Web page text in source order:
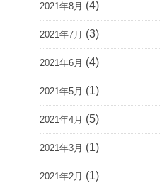
2021年8月 (4)
2021年7月 (3)
2021年6月 (4)
2021年5月 (1)
2021年4月 (5)
2021年3月 (1)
2021年2月 (1)